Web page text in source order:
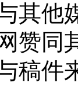
其他
赞同
稿件